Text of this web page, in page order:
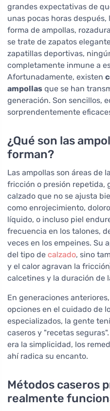
grandes expectativas de
unas pocas horas después,
forma de ampollas,
se trate de zapatos
zapatillas deportivas,
completamente inmune a
Afortunadamente, existen
ampollas que se han
generación. Son sencillos,
sorprendentemente
¿Qué son las
forman?
Las ampollas son áreas de
fricción o presión repetida,
calzado que no se ajusta
como enrojecimiento,
líquido, o incluso piel
frecuencia en los talones,
veces en los empeines. Su
del tipo de calzado, sino
y el calor agravan la
calcetines y la duración de
En generaciones
opciones en el cuidado de
especializados, la gente
caseros y "recetas
era la simplicidad, los
ahí radica su encanto.
Métodos caseros
realmente